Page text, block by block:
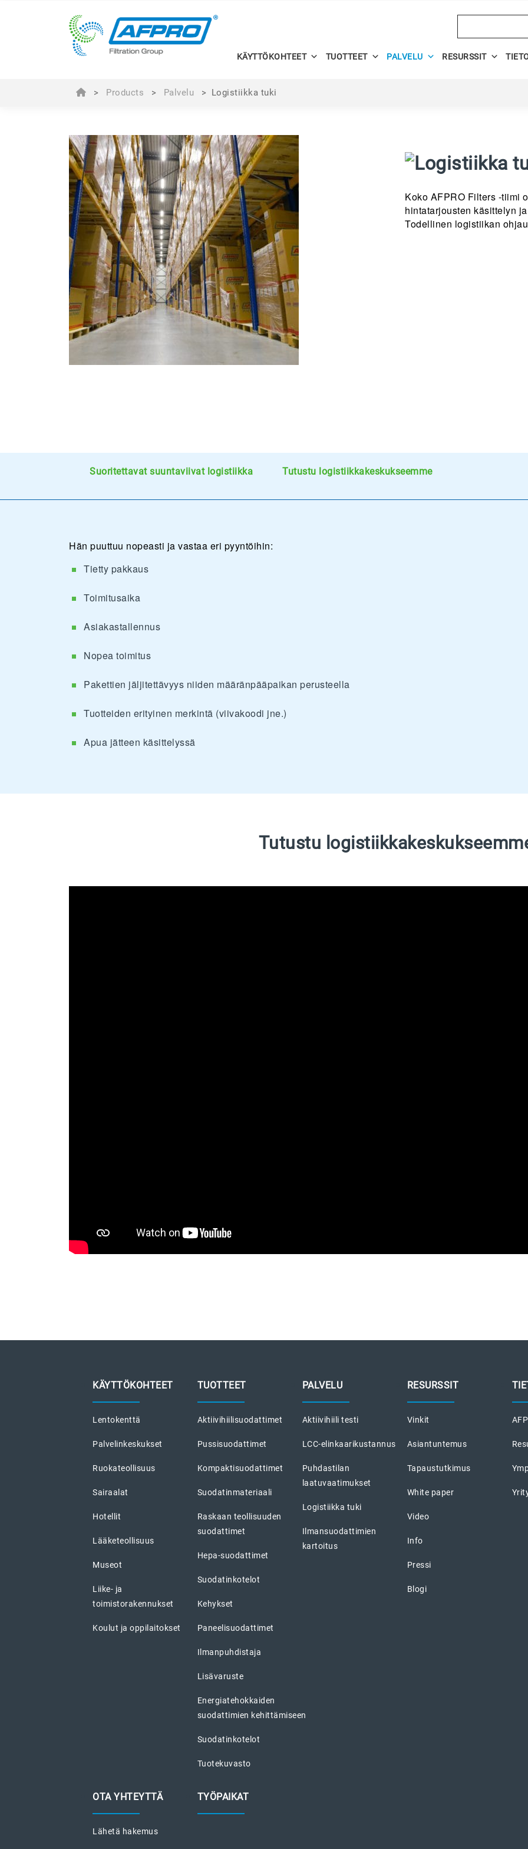
KÄYTTÖKOHTEET TUOTTEET PALVELU RESURSSIT
> Products > Palvelu > Logistiikka tuki
Koko AFPRO Filters -tiimi
hintatarjousten käsittelyn
Todellinen logistiikan
Suoritettavat suuntaviivat logistiikka Tutustu logistiikkakeskukseemme
Hän puuttuu nopeasti ja vastaa eri pyyntöihin:
Tietty pakkaus
Toimitusaika
Asiakastallennus
Nopea toimitus
Pakettien jäljitettävyys niiden määränpääpaikan perusteella
Tuotteiden erityinen merkintä (viivakoodi jne.)
Apua jätteen käsittelyssä
Tutustu
KÄYTTÖKOHTEET
Lentokenttä
Palvelinkeskukset
Ruokateollisuus
Sairaalat
Hotellit
Lääketeollisuus
Museot
Liike- ja
toimistorakennukset
Koulut ja oppilaitokset
TUOTTEET
Aktiivihiilisuodattimet
Pussisuodattimet
Kompaktisuodattimet
Suodatinmateriaali
Raskaan teollisuuden
suodattimet
Hepa-suodattimet
Suodatinkotelot
Kehykset
Paneelisuodattimet
Ilmanpuhdistaja
Lisävaruste
Energiatehokkaiden
suodattimien kehittämiseen
Suodatinkotelot
Tuotekuvasto
PALVELU
Aktiivihiili testi
LCC-elinkaarikustannus
Puhdastilan
laatuvaatimukset
Logistiikka tuki
Ilmansuodattimien
kartoitus
RESURSSIT
Vinkit
Asiantuntemus
Tapaustutkimus
White paper
Video
Info
Pressi
Blogi
OTA YHTEYTTÄ
Lähetä hakemus
TYÖPAIKAT